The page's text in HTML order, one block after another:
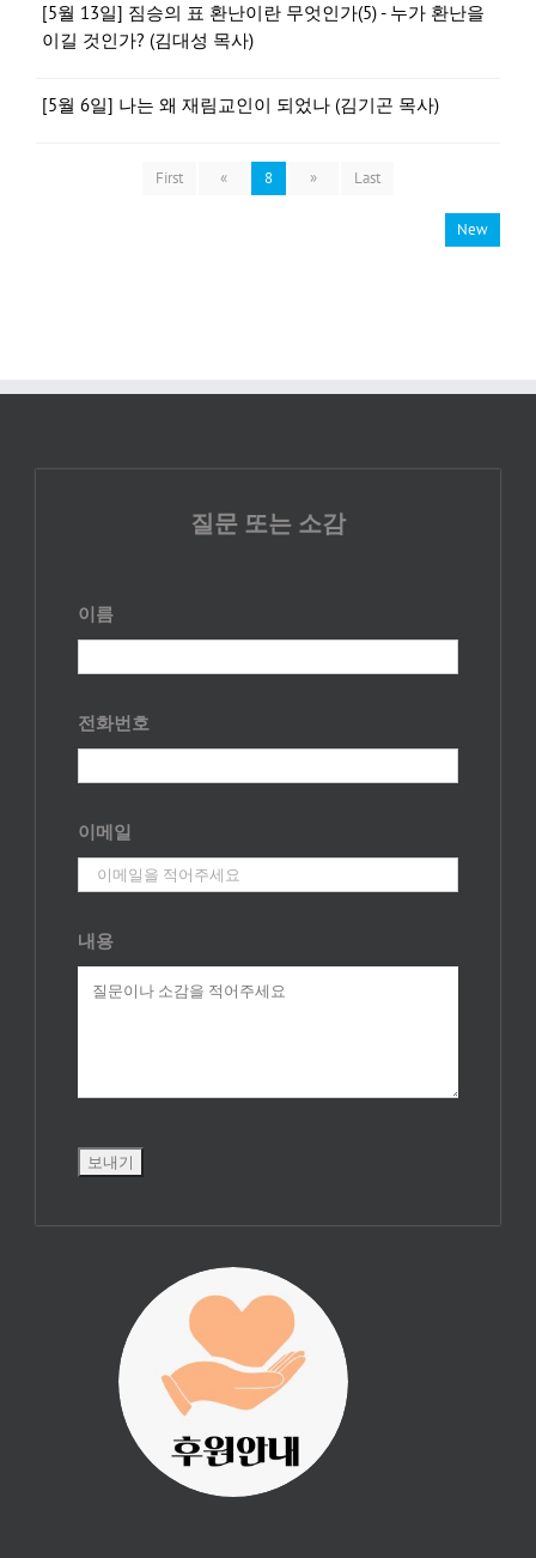
[5월 13일] 짐승의 표 환난이란 무엇인가(5) - 누가 환난을
이길 것인가? (김대성 목사)
[5월 6일] 나는 왜 재림교인이 되었나 (김기곤 목사)
First « 8 » Last
New
질문 또는 소감
이름
전화번호
이메일
내용
진리횃불 사역은
여러분의 후원으
로 이루어집니다.